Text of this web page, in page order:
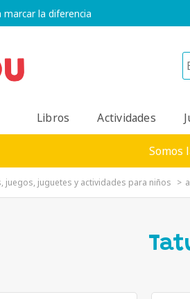
la diferencia
Libros Actividades
Somos
juegos, juguetes y actividades para niños